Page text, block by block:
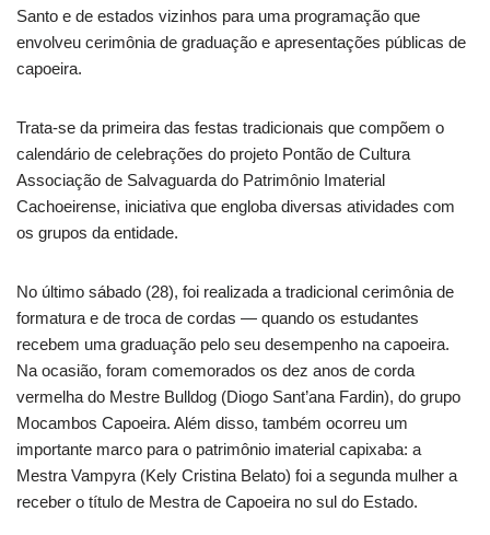
Santo e de estados vizinhos para uma programação que
envolveu cerimônia de graduação e apresentações públicas de
capoeira.
Trata-se da primeira das festas tradicionais que compõem o
calendário de celebrações do projeto Pontão de Cultura
Associação de Salvaguarda do Patrimônio Imaterial
Cachoeirense, iniciativa que engloba diversas atividades com
os grupos da entidade.
No último sábado (28), foi realizada a tradicional cerimônia de
formatura e de troca de cordas — quando os estudantes
recebem uma graduação pelo seu desempenho na capoeira.
Na ocasião, foram comemorados os dez anos de corda
vermelha do Mestre Bulldog (Diogo Sant’ana Fardin), do grupo
Mocambos Capoeira. Além disso, também ocorreu um
importante marco para o patrimônio imaterial capixaba: a
Mestra Vampyra (Kely Cristina Belato) foi a segunda mulher a
receber o título de Mestra de Capoeira no sul do Estado.